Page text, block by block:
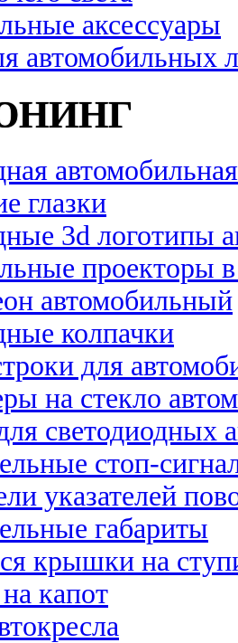
аксессуары
автомобильных
глазки
3d логотипы
проекторы
автомобильный
колпачки
для
на стекло
светодиодных
стоп-
указателей
габариты
крышки на
капот